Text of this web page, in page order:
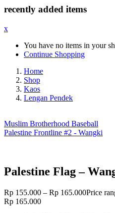
recently added items
x
You have no items in your
Continue Shopping
Home
Shop
Kaos
Lengan Pendek
Muslim Brotherhood Baseball
Palestine Frontline #2 - Wangki
Palestine Flag –
Rp 155.000 – Rp 165.000Price
Rp 165.000